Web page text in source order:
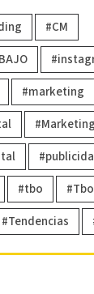
CM
marketing
tbo
Tendencias